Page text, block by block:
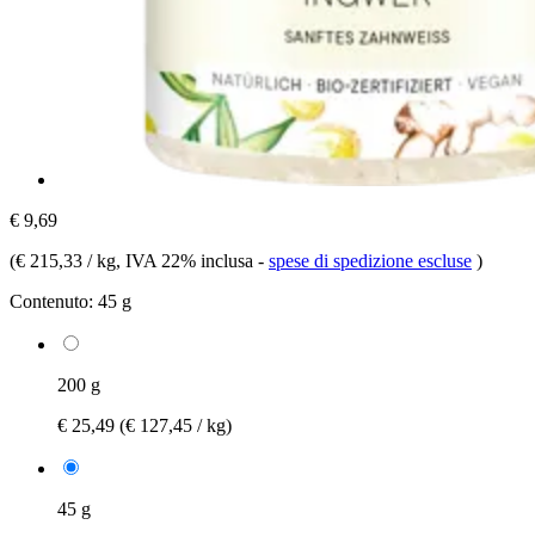
€ 9,69
(€ 215,33 / kg, IVA 22% inclusa - spese di spedizione escluse )
Contenuto: 45 g
200 g
€ 25,49 (€ 127,45 / kg)
45 g